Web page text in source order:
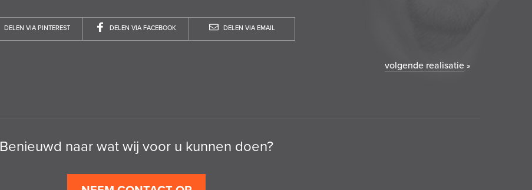
DELEN VIA PINTEREST DELEN VIA FACEBOOK DELEN VIA EMAIL
volgende realisatie »
Benieuwd naar wat wij voor u kunnen doen?